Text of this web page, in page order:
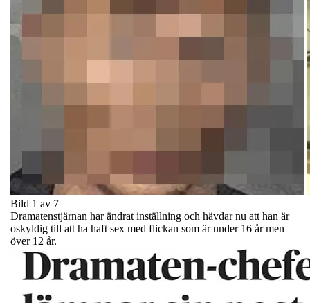
Bild 1 av 7
Dramatenstjärnan har ändrat inställning och hävdar nu att han är
oskyldig till att ha haft sex med flickan som är under 16 år men
över 12 år.